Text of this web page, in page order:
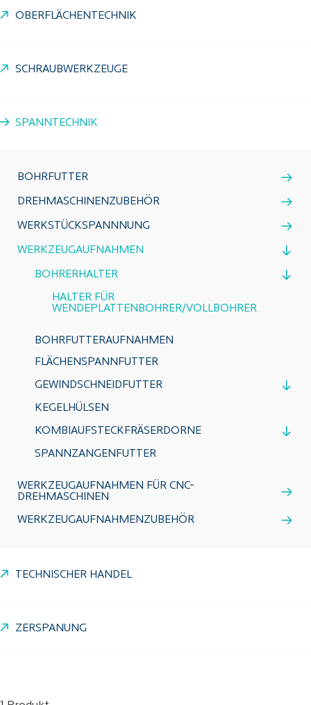
OBERFLÄCHENTECHNIK
SCHRAUBWERKZEUGE
SPANNTECHNIK
BOHRFUTTER
DREHMASCHINENZUBEHÖR
WERKSTÜCKSPANNNUNG
WERKZEUGAUFNAHMEN
BOHRERHALTER
HALTER FÜR
WENDEPLATTENBOHRER/VOLLBOHRER
BOHRFUTTERAUFNAHMEN
FLÄCHENSPANNFUTTER
GEWINDSCHNEIDFUTTER
KEGELHÜLSEN
KOMBIAUFSTECKFRÄSERDORNE
SPANNZANGENFUTTER
WERKZEUGAUFNAHMEN FÜR CNC-
DREHMASCHINEN
WERKZEUGAUFNAHMENZUBEHÖR
TECHNISCHER HANDEL
ZERSPANUNG